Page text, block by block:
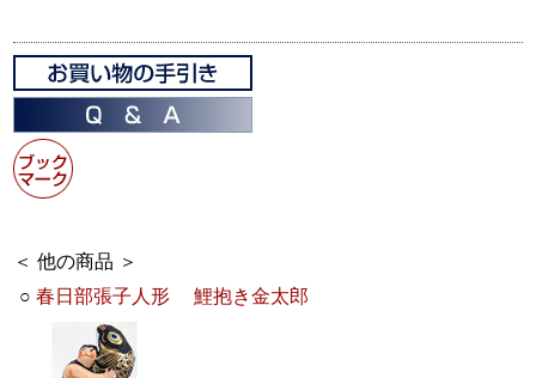
＜ 他の商品 ＞
○春日部張子人形 鯉抱き金太郎